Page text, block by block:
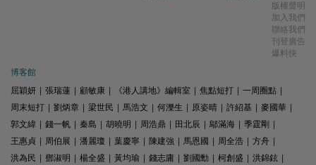
版權聲明
加入我們
聯絡我們
刊登廣告
爆料快
博客館
屈穎妍
張瑞蓮 顧敏康 《港人講地》編輯室 焦點短打 一周圈點
周末短打
劉炳章 梁世民 馬浩文 何濼生 原姿晴 許紹基 麥國華
郭文緯
錢一帆 秦島 胡曉明 周浩鼎 田北辰 鄔滿海 季霆剛
王惠貞
周伯展 潘麗瓊 葉慶寧 陳建強 馬恩國 周全浩 方舟
洪為民
鄧淑明 楊全盛 黃均瑜 錢志庸 劉國勳 柯創盛 洪錦鉉